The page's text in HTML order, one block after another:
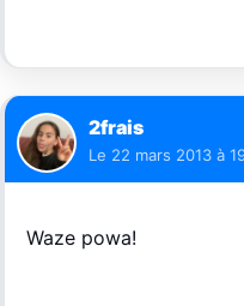
2frais
Le 22 mars 2013 à
Waze powa!